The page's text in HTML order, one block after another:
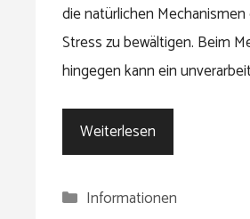
die natürlichen
Stress zu bewältigen. Beim
hingegen kann ein
Weiterlesen
Kategorien
Informationen